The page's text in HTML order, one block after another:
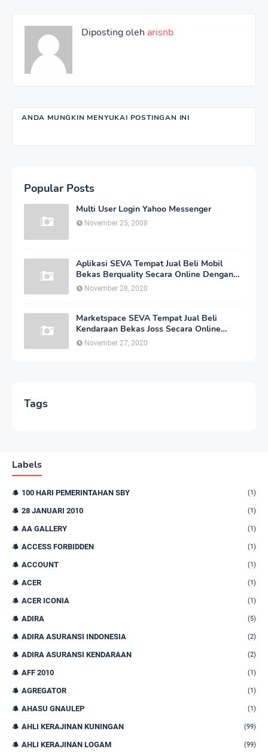
Diposting oleh arisnb
ANDA MUNGKIN MENYUKAI POSTINGAN INI
Popular Posts
Multi User Login Yahoo Messenger
November 25, 2008
Aplikasi SEVA Tempat Jual Beli Mobil
Bekas Berquality Secara Online Dengan
Harga yang Murah
November 28, 2020
Marketspace SEVA Tempat Jual Beli
Kendaraan Bekas Joss Secara Online
Dengan Harga Bersahabat
November 27, 2020
Tags
Labels
100 HARI PEMERINTAHAN SBY (1)
28 JANUARI 2010 (1)
AA GALLERY (1)
ACCESS FORBIDDEN (1)
ACCOUNT (1)
ACER (1)
ACER ICONIA (1)
ADIRA (5)
ADIRA ASURANSI INDONESIA (2)
ADIRA ASURANSI KENDARAAN (2)
AFF 2010 (1)
AGREGATOR (1)
AHASU GNAULEP (1)
AHLI KERAJINAN KUNINGAN (99)
AHLI KERAJINAN LOGAM (99)